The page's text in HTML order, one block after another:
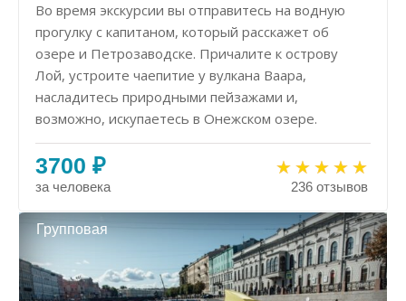
Во время экскурсии вы отправитесь на водную
прогулку с капитаном, который расскажет об
озере и Петрозаводске. Причалите к острову
Лой, устроите чаепитие у вулкана Ваара,
насладитесь природными пейзажами и,
возможно, искупаетесь в Онежском озере.
3700 ₽
за человека 236 отзывов
Групповая